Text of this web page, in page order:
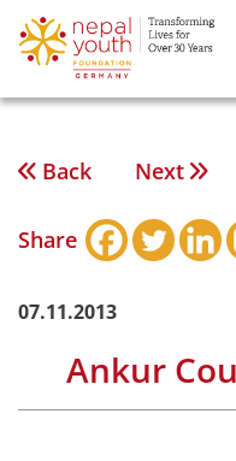
Zum
Inhalt
springen
Back Next
Share
07.11.2013
Ankur